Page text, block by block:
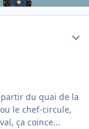
du quai de la
le chef-circule,
ça coince...